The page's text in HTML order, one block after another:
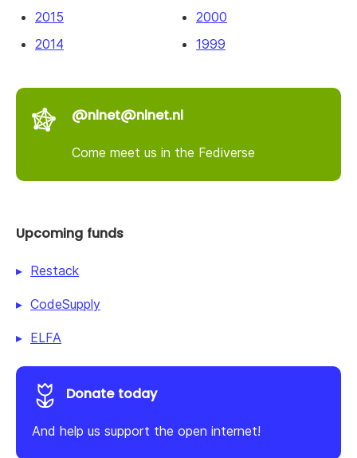
2015
2014
2000
1999
@nlnet@nlnet.nl
Come meet us in the Fediverse
Upcoming funds
Restack
CodeSupply
ELFA
Donate today
And help us support the open internet!